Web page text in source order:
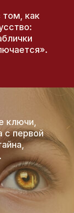
ключи,
с первой
том, как